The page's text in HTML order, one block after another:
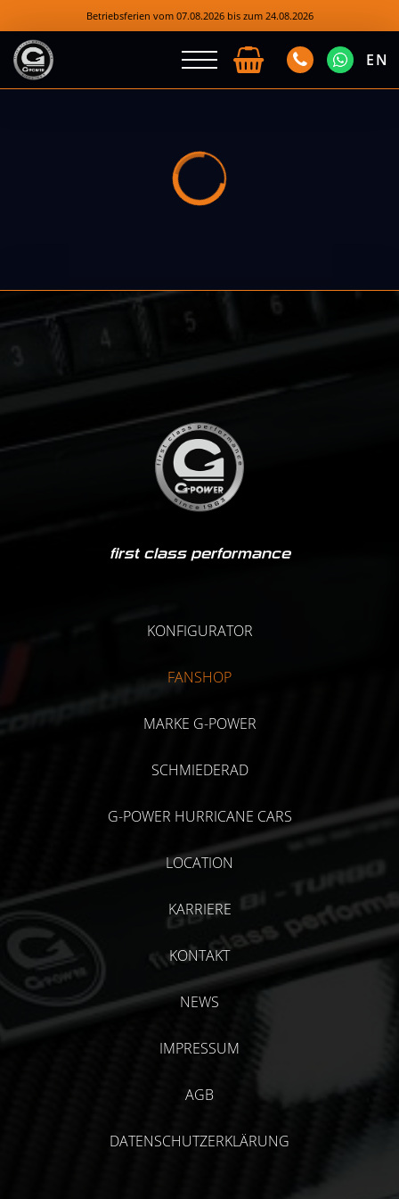
Betriebsferien vom 07.08.2026 bis zum 24.08.2026
EN
first class performance
KONFIGURATOR
FANSHOP
MARKE G-POWER
SCHMIEDERAD
G-POWER HURRICANE CARS
LOCATION
KARRIERE
KONTAKT
NEWS
IMPRESSUM
AGB
DATENSCHUTZERKLÄRUNG